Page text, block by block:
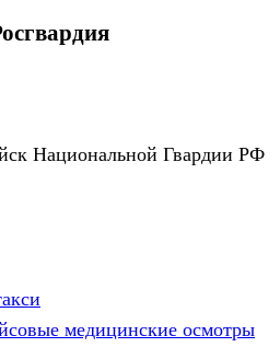
Национальной Гвардии РФ
медицинские осмотры